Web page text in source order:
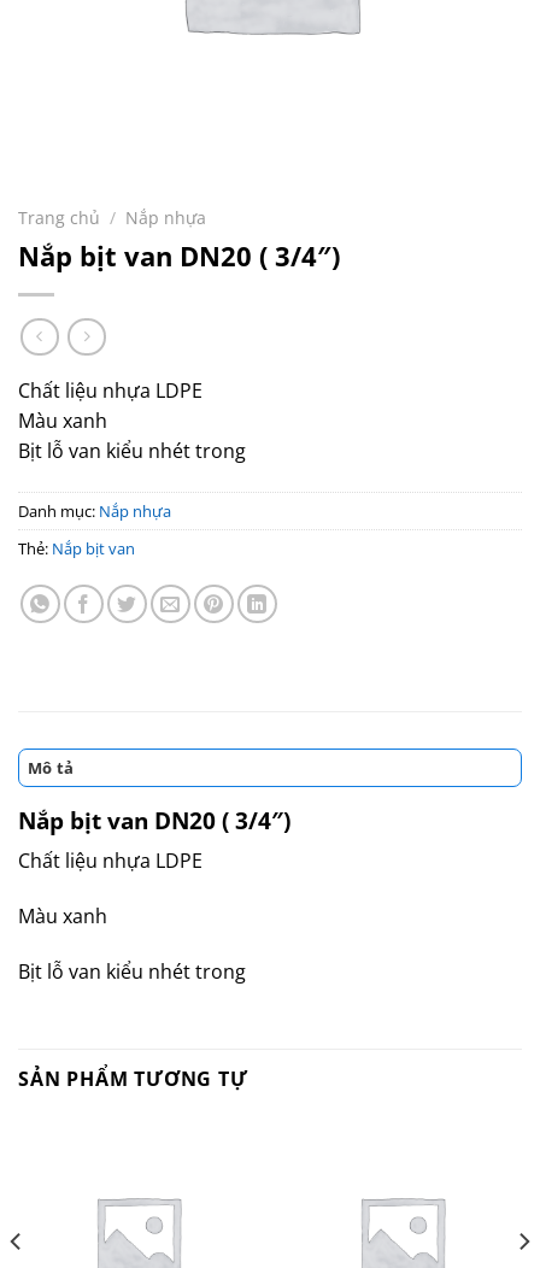
Trang chủ / Nắp nhựa
Nắp bịt van DN20 ( 3/4″)
Chất liệu nhựa LDPE
Màu xanh
Bịt lỗ van kiểu nhét trong
Danh mục: Nắp nhựa
Thẻ: Nắp bịt van
Mô tả
Nắp bịt van DN20 ( 3/4″)
Chất liệu nhựa LDPE
Màu xanh
Bịt lỗ van kiểu nhét trong
SẢN PHẨM TƯƠNG TỰ